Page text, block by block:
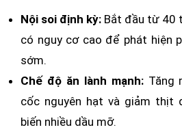
Nội soi định kỳ: Bắt đầu từ 40
có nguy cơ cao để phát hiện
sớm.
Chế độ ăn lành mạnh:Tăng
cốc nguyên hạt và giảm thịt
biến nhiều dầu mỡ.